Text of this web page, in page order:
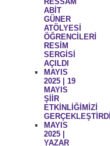
ABİT
GÜNER
ATÖLYESİ
ÖĞRENCİLERİ
RESİM
SERGİSİ
AÇILDI
MAYIS
2025 | 19
MAYIS
ŞİİR
ETKİNLİĞİMİZİ
MAYIS
2025 |
YAZAR